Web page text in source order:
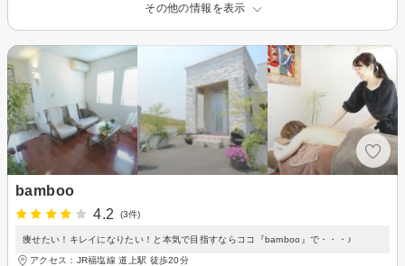
その他の情報を表示
bamboo
4.2
(3件)
痩せたい！キレイになりたい！と本気で目指すならココ『bamboo』で・・・♪
アクセス：JR福塩線 道上駅 徒歩20分